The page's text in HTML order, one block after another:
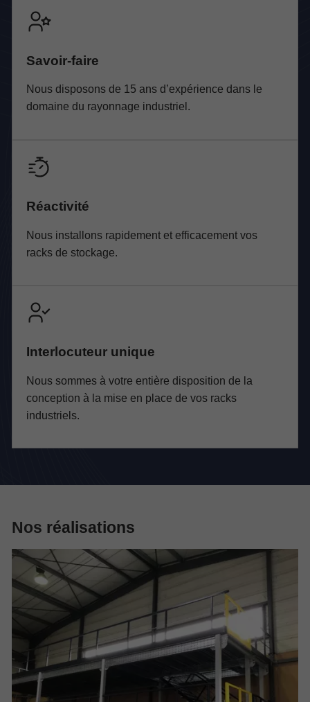
Savoir-faire
Nous disposons de 15 ans d’expérience dans le
domaine du rayonnage industriel.
Réactivité
Nous installons rapidement et efficacement vos
racks de stockage.
Interlocuteur unique
Nous sommes à votre entière disposition de la
conception à la mise en place de vos racks
industriels.
Nos réalisations